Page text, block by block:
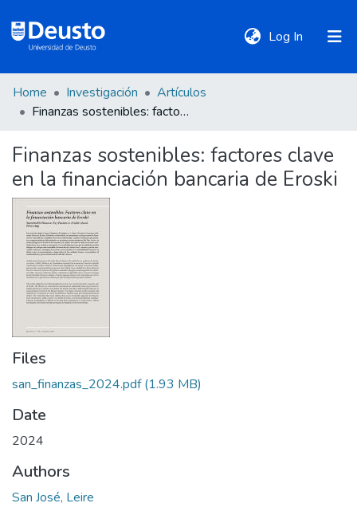
Log In (current)
DeustoTeka
Communities
&
Collections
All of DSpace
Statistics
Policies
Home Investigación
Artículos
Finanzas sostenibles: factores clave en la financiación bancaria de Eroski
Finanzas sostenibles: factores clave
en la financiación bancaria de Eroski
Files
san_finanzas_2024.pdf(1.93 MB)
Date
2024
Authors
San José, Leire